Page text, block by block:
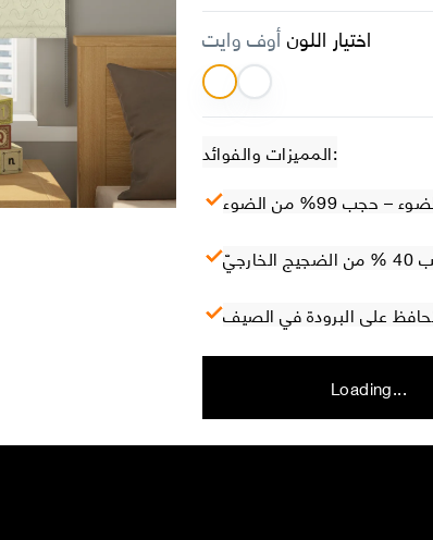
اختيار اللونأوف وايت
المميزات والفوائد:
حجب 99% من الضوء
على البرودة في الصيف
Loading...